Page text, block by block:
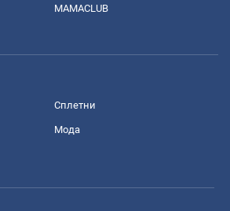
MAMACLUB
Сплетни
Мода